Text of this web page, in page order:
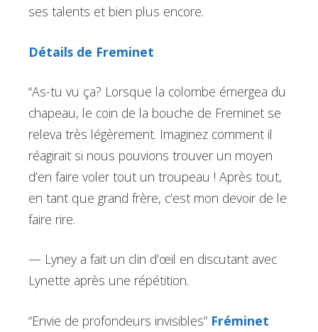
ses talents et bien plus encore.
Détails de Freminet
“As-tu vu ça? Lorsque la colombe émergea du
chapeau, le coin de la bouche de Freminet se
releva très légèrement. Imaginez comment il
réagirait si nous pouvions trouver un moyen
d’en faire voler tout un troupeau ! Après tout,
en tant que grand frère, c’est mon devoir de le
faire rire.
— Lyney a fait un clin d’œil en discutant avec
Lynette après une répétition.
“Envie de profondeurs invisibles” Fréminet